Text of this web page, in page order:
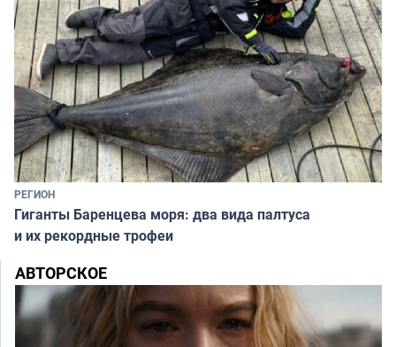
РЕГИОН
Гиганты Баренцева моря: два вида палтуса
и их рекордные трофеи
АВТОРСКОЕ